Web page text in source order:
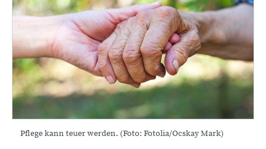
Pflege kann teuer werden. (Foto: Fotolia/Ocskay Mark)